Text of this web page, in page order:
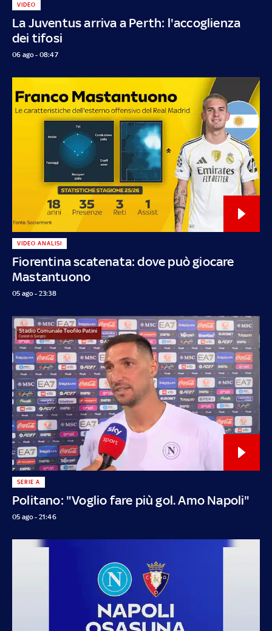
La Juventus arriva a Perth: l'accoglienza
dei tifosi
VIDEO
06 ago - 08:47
Fiorentina scatenata: dove può giocare
Mastantuono
VIDEO ANALISI
05 ago - 23:38
Politano: "Voglio fare più gol. Amo Napoli"
SERIE A
05 ago - 21:46